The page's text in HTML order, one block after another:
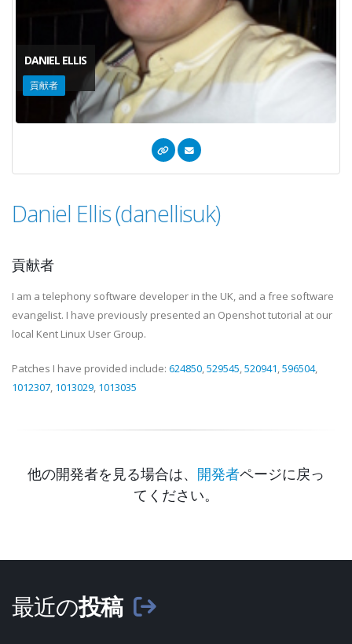
DANIEL ELLIS
貢献者
Daniel Ellis (danellisuk)
貢献者
I am a telephony software developer in the UK, and a free software
evangelist. I have previously presented an Openshot tutorial at our
local Kent Linux User Group.
Patches I have provided include: 624850,529545,520941,596504,
1012307, 1013029, 1013035
他の開発者を見る場合は、 開発者ページに戻っ
てください。
最近の投稿